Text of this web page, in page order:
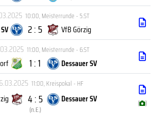
10:00,Meisterrunde - 5.ST
2 : 5
VfB Görzig
11:00,Meisterrunde - 6.ST
1 : 1
Dessauer SV
11:00,Kreispokal - HF
4 : 5
(n.E.)
Dessauer SV ( )